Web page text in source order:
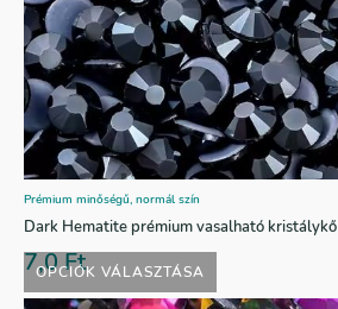
OPCIÓK VÁLASZTÁSA
Prémium minőségű, normál szín
Dark Hematite prémium vasalható kristálykő
7,0Ft